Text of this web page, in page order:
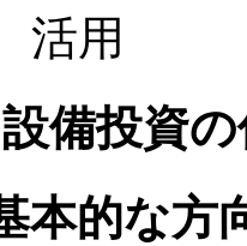
活用
備投資
本的な方